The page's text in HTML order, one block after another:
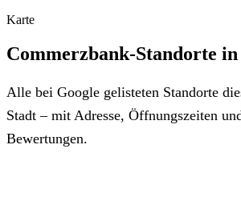
Karte
Commerzbank-Standorte
Alle bei Google gelisteten Standorte
Stadt – mit Adresse, Öffnungszeiten
Bewertungen.